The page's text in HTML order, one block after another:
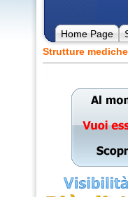
Home Page
Strutture